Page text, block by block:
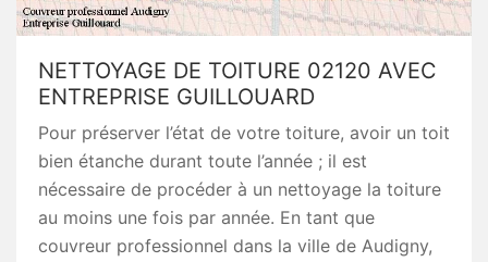
NETTOYAGE DE TOITURE 02120 AVEC
ENTREPRISE GUILLOUARD
Pour préserver l’état de votre toiture, avoir un toit
bien étanche durant toute l’année ; il est
nécessaire de procéder à un nettoyage la toiture
au moins une fois par année. En tant que
couvreur professionnel dans la ville de Audigny,